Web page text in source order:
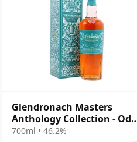
Glendronach Masters
Anthology Collection - Ode
To The Valley S
700ml • 46.2%